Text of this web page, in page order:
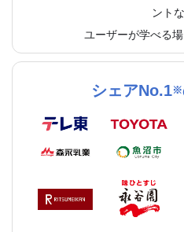
ントな
ユーザーが学べる
シェアNo.1※